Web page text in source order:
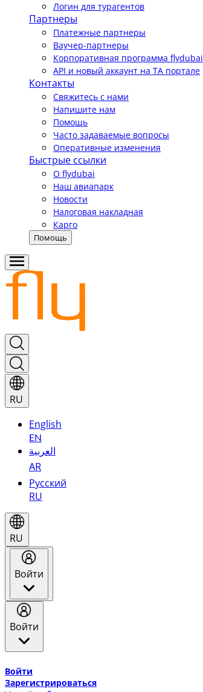
Логин для турагентов
Партнеры
Платежные партнеры
Ваучер-партнеры
Корпоративная программа flydubai
API и новый аккаунт на TA портале
Контакты
Свяжитесь с нами
Напишите нам
Помощь
Часто задаваемые вопросы
Оперативные изменения
Быстрые ссылки
О flydubai
Наш авиапарк
Новости
Налоговая накладная
Карго
Помощь
RU
English
EN
العربية
AR
Русский
RU
RU
Войти
Войти
Войти
Зарегистрироваться